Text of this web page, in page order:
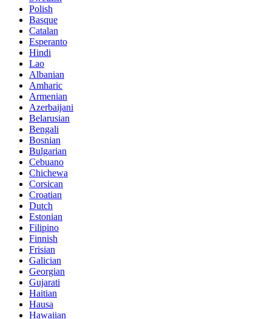
Polish
Basque
Catalan
Esperanto
Hindi
Lao
Albanian
Amharic
Armenian
Azerbaijani
Belarusian
Bengali
Bosnian
Bulgarian
Cebuano
Chichewa
Corsican
Croatian
Dutch
Estonian
Filipino
Finnish
Frisian
Galician
Georgian
Gujarati
Haitian
Hausa
Hawaiian